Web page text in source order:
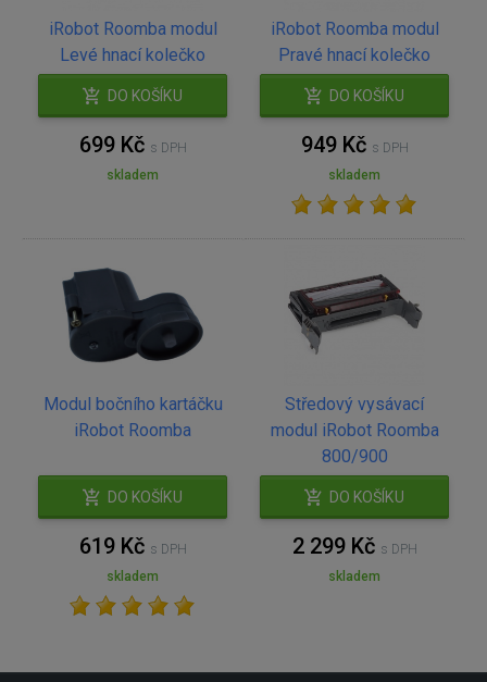
iRobot Roomba modul
Levé hnací kolečko
DO KOŠÍKU
699 Kč s DPH
skladem
iRobot Roomba modul
Pravé hnací kolečko
DO KOŠÍKU
949 Kč s DPH
skladem
Modul bočního kartáčku
iRobot Roomba
DO KOŠÍKU
619 Kč s DPH
skladem
Středový vysávací
modul iRobot Roomba
800/900
DO KOŠÍKU
2 299 Kč s DPH
skladem